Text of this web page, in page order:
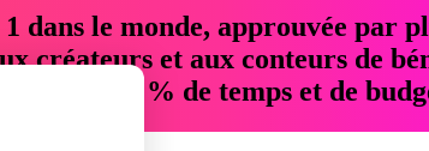
dans le monde, approuvée par
créateurs et aux conteurs de
76 % de temps et de